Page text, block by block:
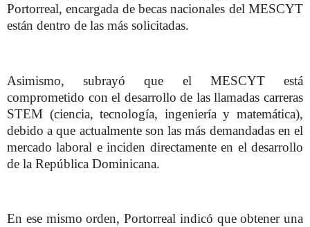
Portorreal, encargada de becas nacionales del MESCYT
están dentro de las más solicitadas.
Asimismo, subrayó que el MESCYT está
comprometido con el desarrollo de las llamadas carreras
STEM (ciencia, tecnología, ingeniería y matemática),
debido a que actualmente son las más demandadas en el
mercado laboral e inciden directamente en el desarrollo
de la República Dominicana.
En ese mismo orden, Portorreal indicó que obtener una